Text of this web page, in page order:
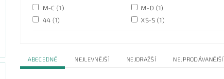
M-C (1) M-D (1)
44 (1) XS-S (1)
ABECEDNĚ NEJLEVNĚJŠÍ NEJDRAŽŠÍ NEJPRODÁVANĚJŠÍ